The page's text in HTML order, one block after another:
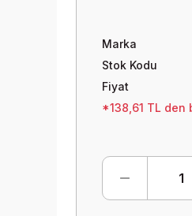
Marka
Stok Kodu
Fiyat
*138,61 TL